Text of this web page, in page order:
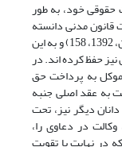
حقوقی خود، به طور
قانون مدنی دانسته
وآن را از مصادیق وکالت خاص شمرده‌اند (کاتوزیان، 1392، 158) و به این
حفظ کرده اند. در
موکل به پرداخت حق
به عقد اصلی جنبه
از حقوق دانان دیگر نیز، تحت
در دعاوی را،